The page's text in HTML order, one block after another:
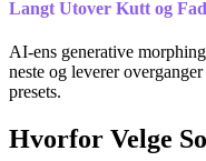
Langt Utover Kutt og
AI-ens generative
neste og leverer
presets.
Hvorfor Velge